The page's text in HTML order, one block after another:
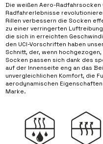
Die weißen Aero-
Radfahrerlebnisse
Rillen verbessern die Socken
zu einer verringerten
die sich in erreichten
den UCI-Vorschriften haben
Schnitt, der, wenn
Socken passen sich dank des
auf der Innenseite eng an das
unvergleichlichen Komfort, die
aerodynamischen
Marke.